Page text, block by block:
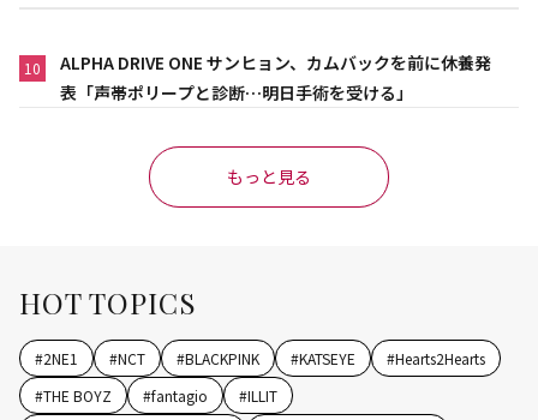
10
ALPHA DRIVE ONE サンヒョン、カムバックを前に休養発
表「声帯ポリープと診断…明日手術を受ける」
もっと見る
HOT TOPICS
#2NE1 #NCT #BLACKPINK #KATSEYE #Hearts2Hearts
#THE BOYZ #fantagio #ILLIT